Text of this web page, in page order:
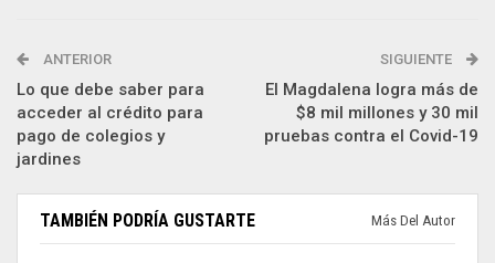
ANTERIOR
Lo que debe saber para
acceder al crédito para
pago de colegios y
jardines
SIGUIENTE
El Magdalena logra más de
$8 mil millones y 30 mil
pruebas contra el Covid-19
TAMBIÉN PODRÍA GUSTARTE Más Del Autor